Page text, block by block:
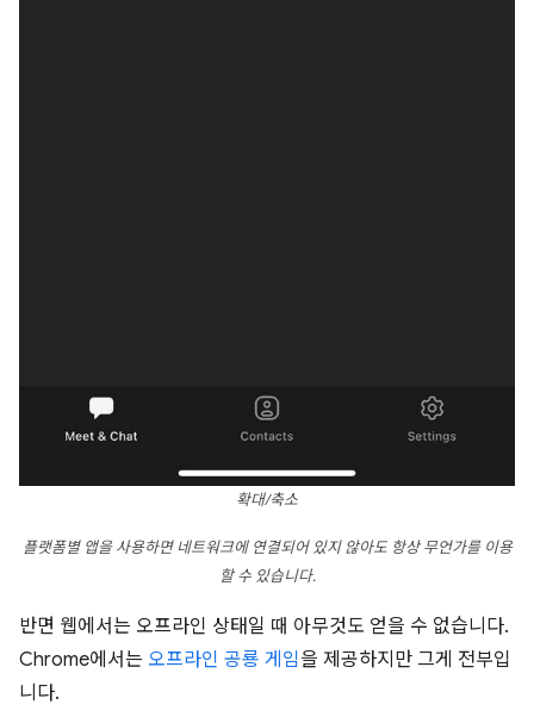
확대/축소
플랫폼별 앱을 사용하면 네트워크에 연결되어 있지 않아도 항상 무언가를 이용
할 수 있습니다.
반면 웹에서는 오프라인 상태일 때 아무것도 얻을 수 없습니다.
Chrome에서는 오프라인 공룡 게임을 제공하지만 그게 전부입
니다.